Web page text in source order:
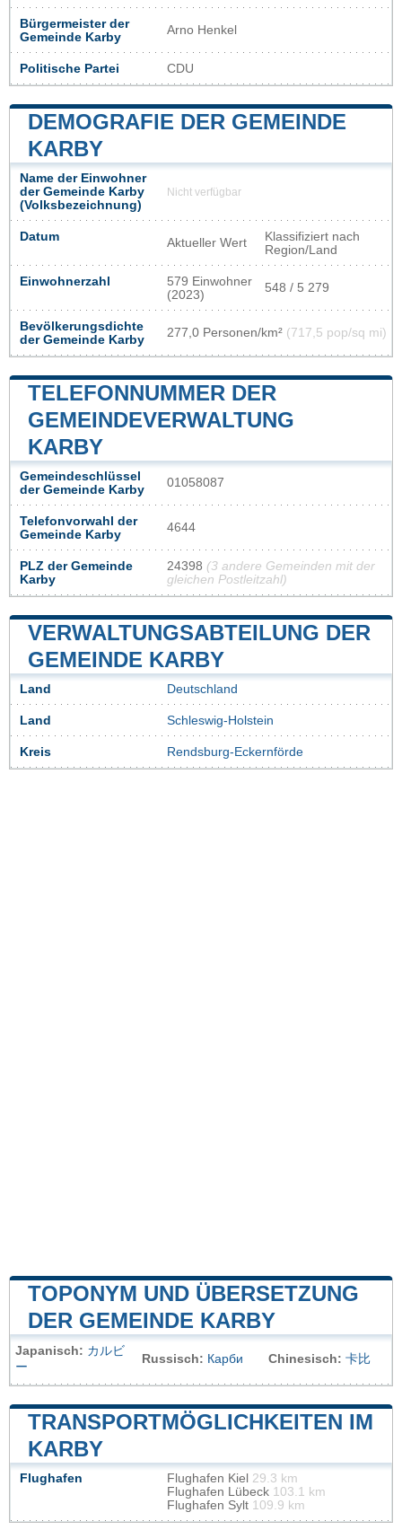
Bürgermeister der
Gemeinde Karby
Arno Henkel
Politische Partei CDU
DEMOGRAFIE DER GEMEINDE
KARBY
Name der Einwohner
der Gemeinde Karby
(Volksbezeichnung)
Nicht verfügbar
Datum Aktueller Wert
Klassifiziert nach
Region/Land
Einwohnerzahl
579 Einwohner
(2023)
548 / 5 279
Bevölkerungsdichte
der Gemeinde Karby
277,0 Personen/km² (717,5 pop/sq mi)
TELEFONNUMMER DER
GEMEINDEVERWALTUNG
KARBY
Gemeindeschlüssel
der Gemeinde Karby
01058087
Telefonvorwahl der
Gemeinde Karby
4644
PLZ der Gemeinde
Karby
24398 (3 andere Gemeinden mit der
gleichen Postleitzahl)
VERWALTUNGSABTEILUNG DER
GEMEINDE KARBY
Land Deutschland
Land Schleswig-Holstein
Kreis Rendsburg-Eckernförde
TOPONYM UND ÜBERSETZUNG
DER GEMEINDE KARBY
Japanisch: カルビ
ー
Russisch: Карби Chinesisch: 卡比
TRANSPORTMÖGLICHKEITEN IM
KARBY
Flughafen Flughafen Kiel 29.3 km
Flughafen Lübeck 103.1 km
Flughafen Sylt 109.9 km